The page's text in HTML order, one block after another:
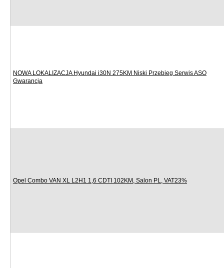
NOWA LOKALIZACJA Hyundai i30N 275KM Niski Przebieg Serwis ASO
Gwarancja
Opel Combo VAN XL L2H1 1,6 CDTI 102KM, Salon PL, VAT23%